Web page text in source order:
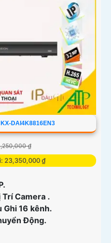
DAI4K8816EN3
₫
23,350,000 ₫
Camera .
Ghi 16 kênh.
Động.